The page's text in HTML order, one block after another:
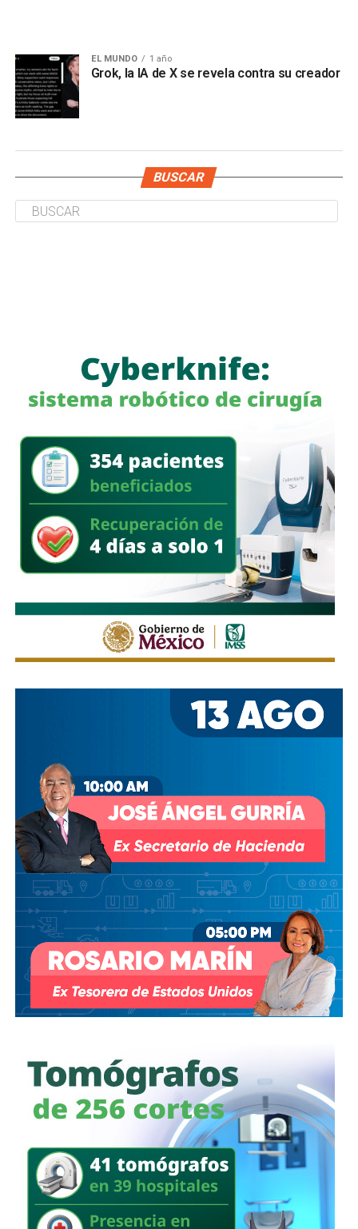
EL MUNDO 1 año
Grok, la IA de X se revela contra su creador
BUSCAR